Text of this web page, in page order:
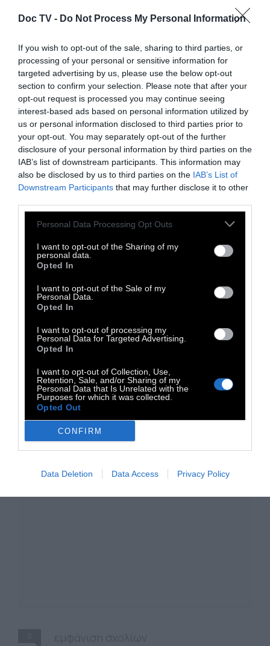
Doc TV - Do Not Process My Personal Information
If you wish to opt-out of the sale, sharing to third parties, or
processing of your personal or sensitive information for
targeted advertising by us, please use the below opt-out
section to confirm your selection. Please note that after your
opt-out request is processed you may continue seeing
interest-based ads based on personal information utilized by
us or personal information disclosed to third parties prior to
your opt-out. You may separately opt-out of the further
disclosure of your personal information by third parties on the
IAB’s list of downstream participants. This information may
also be disclosed by us to third parties on the IAB’s List of
Downstream Participants that may further disclose it to other
Personal Data Processing Opt Outs
I want to opt-out of the Sharing of my
personal data.
Opted In
I want to opt-out of the Sale of my
Personal Data.
Opted In
I want to opt-out of processing my
Personal Data for Targeted Advertising.
Opted In
I want to opt-out of Collection, Use,
Retention, Sale, and/or Sharing of my
Personal Data that Is Unrelated with the
Purposes for which it was collected.
Opted Out
CONFIRM
Data Deletion Data Access Privacy Policy
ρούχα πεταμένα ατάκτως
ανυπάκουοι οργανισμοί.
Τα αστέρια πέφτουν
πίσω στο χρόνο.
Μαλλιά μες τα μάτια
είναι ο δρόμος.
Επανάληψη
πορφυρού ηλιοβασίλεματος.
Το νησί των ονείρων μου
περιμένει το αιτιατό
να κινήσει την ακινησία του.
σε λευκό σεντόνι.
Μπορώ να διηγηθώ
είκοσι και πλέον ιστορίες
πλανερών αδιεξόδων.
TAGS:
iDOCERS